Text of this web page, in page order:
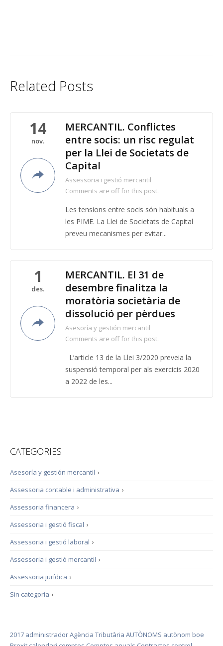
Related Posts
14
nov.
MERCANTIL. Conflictes
entre socis: un risc regulat
per la Llei de Societats de
Capital
Assessoria i gestió mercantil
Comments are off for this post.
Les tensions entre socis són habituals a
les PIME. La Llei de Societats de Capital
preveu mecanismes per evitar...
1
des.
MERCANTIL. El 31 de
desembre finalitza la
moratòria societària de
dissolució per pèrdues
Asesoría y gestión mercantil
Comments are off for this post.
L’article 13 de la Llei 3/2020 preveia la
suspensió temporal per als exercicis 2020
a 2022 de les...
CATEGORIES
›
Asesoría y gestión mercantil
›
Assessoria contable i administrativa
›
Assessoria financera
›
Assessoria i gestió fiscal
›
Assessoria i gestió laboral
›
Assessoria i gestió mercantil
›
Assessoria jurídica
›
Sin categoría
2017 administradorAgència Tributària AUTÒNOMS autònom boe